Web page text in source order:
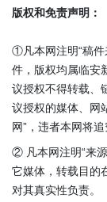
版权和免责声明：
①凡本网注明“稿件
件，版权均属临安
议授权不得转载、
议授权的媒体、网
网”，违者本网将
② 凡本网注明“来
它媒体，转载目的
对其真实性负责。